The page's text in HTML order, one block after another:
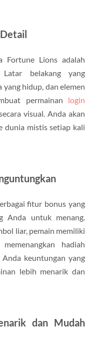
Fortune Lions adalah
belakang yang
hidup, dan elemen
permainan login
visual. Anda akan
dunia mistis setiap kali
fitur bonus yang
Anda untuk menang.
liar, pemain memiliki
hadiah
keuntungan yang
lebih menarik dan
dan Mudah